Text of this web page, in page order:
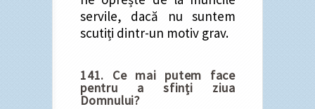
servile, dacă nu suntem
scutiți dintr-un motiv grav.
141. Ce mai putem face
pentru a sfinți ziua
Domnului?